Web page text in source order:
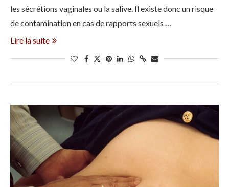
les sécrétions vaginales ou la salive. Il existe donc un risque
de contamination en cas de rapports sexuels …
Lire la suite